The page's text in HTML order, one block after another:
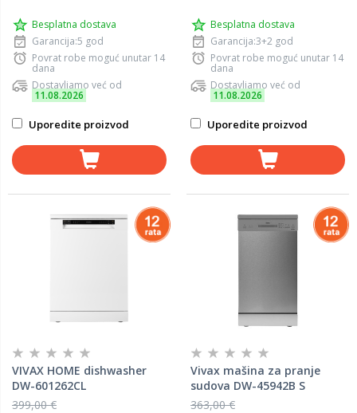
Besplatna dostava
Garancija:5 god
Povrat robe moguć unutar 14
dana
Dostavljamo već od
11.08.2026
Uporedite proizvod
Besplatna dostava
Garancija:3+2 god
Povrat robe moguć unutar 14
dana
Dostavljamo već od
11.08.2026
Uporedite proizvod
VIVAX HOME dishwasher
DW-601262CL
399,00 €
Vivax mašina za pranje
sudova DW-45942B S
363,00 €